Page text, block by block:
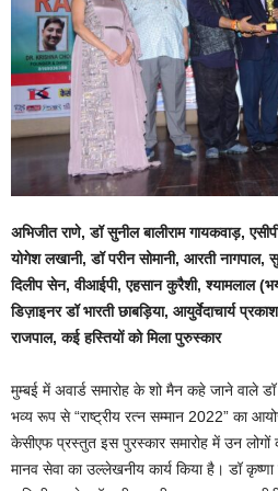
अभिजीत राणे, डॉ सुनील बालीराम गायकवाड़,
योगेश लखानी, डॉ परीन सोमानी, आरती नागपाल,
दिलीप सेन, वीआईपी, एहसान कुरैशी, श्यामलाल
डिज़ाइनर डॉ भारती छाबड़िया, आयुर्वेदाचार्य
राजपाल, कई हस्तियों को मिला पुरुस्कार
मुम्बई में अवार्ड समारोह के शो मैन कहे जाने वाले
भव्य रूप से “राष्ट्रीय रत्न सम्मान 2022” का
केसीएफ प्रस्तुत इस पुरस्कार समारोह में उन लोगों
मानव सेवा का उल्लेखनीय कार्य किया है। डॉ कृष्णा